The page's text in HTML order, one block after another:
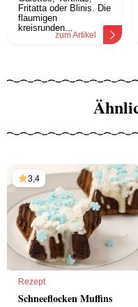
Fritatta oder Blinis. Die
flaumigen
kreisrunden...
zum Artikel
3,4
Rezept
Schneeflocken Muffins